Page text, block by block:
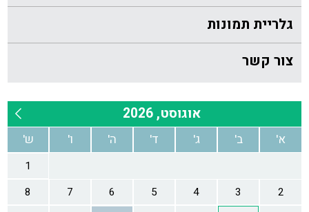
גלריית תמונות
צור קשר